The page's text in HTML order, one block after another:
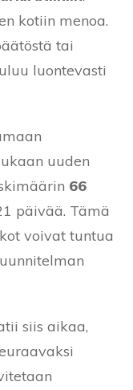
kotiin menoa.
tai
luontevasti
uuden
66
päivää. Tämä
voivat tuntua
siis aikaa,